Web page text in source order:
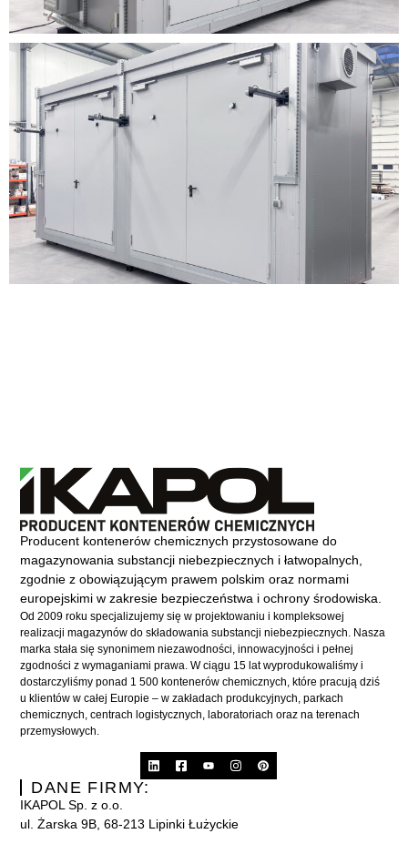
Producent kontenerów chemicznych przystosowane do
magazynowania substancji niebezpiecznych i łatwopalnych,
zgodnie z obowiązującym prawem polskim oraz normami
europejskimi w zakresie bezpieczeństwa i ochrony środowiska.
Od 2009 roku specjalizujemy się w projektowaniu i kompleksowej
realizacji magazynów do składowania substancji niebezpiecznych. Nasza
marka stała się synonimem niezawodności, innowacyjności i pełnej
zgodności z wymaganiami prawa. W ciągu 15 lat wyprodukowaliśmy i
dostarczyliśmy ponad 1 500 kontenerów chemicznych, które pracują dziś
u klientów w całej Europie – w zakładach produkcyjnych, parkach
chemicznych, centrach logistycznych, laboratoriach oraz na terenach
przemysłowych.
DANE FIRMY:
IKAPOL Sp. z o.o.
ul. Żarska 9B, 68-213 Lipinki Łużyckie